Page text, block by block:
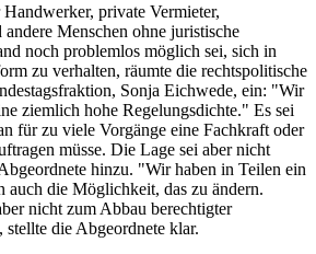
private Vermieter,
Menschen ohne juristische
noch problemlos möglich sei, sich in
zu verhalten, räumte die rechtspolitische
Sonja Eichwede, ein: "Wir
ziemlich hohe Regelungsdichte." Es sei
für zu viele Vorgänge eine Fachkraft oder
müsse. Die Lage sei aber nicht
hinzu. "Wir haben in Teilen ein
auch die Möglichkeit, das zu ändern.
nicht zum Abbau berechtigter
stellte die Abgeordnete klar.